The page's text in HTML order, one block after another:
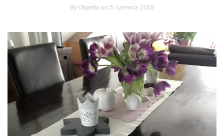
By Olgietta on 5. czerwca 2018